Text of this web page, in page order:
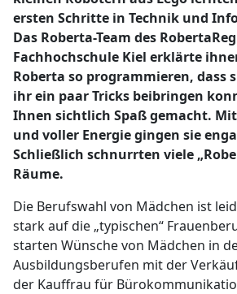
ersten Schritte in Technik und
Das Roberta-Team des
Fachhochschule Kiel erklärte
Roberta so programmieren, dass
ihr ein paar Tricks beibringen
Ihnen sichtlich Spaß gemacht.
und voller Energie gingen sie
Schließlich schnurrten viele
Räume.
Die Berufswahl von Mädchen ist
stark auf die „typischen“
starten Wünsche von Mädchen in
Ausbildungsberufen mit der
der Kauffrau für